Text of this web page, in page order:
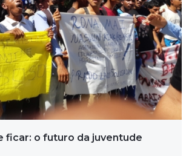
ficar: o futuro da juventude